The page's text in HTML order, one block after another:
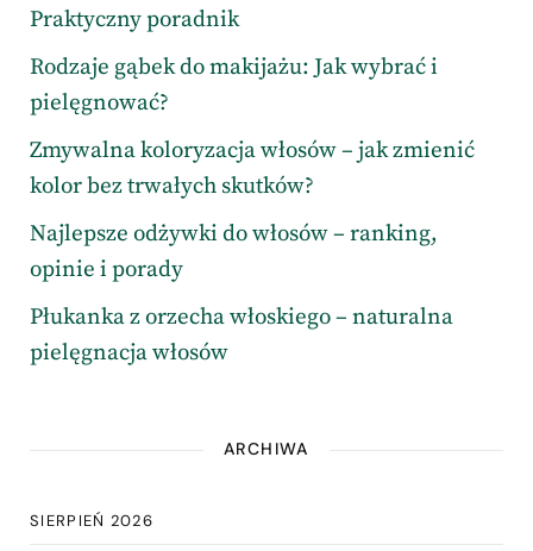
Praktyczny poradnik
Rodzaje gąbek do makijażu: Jak wybrać i
pielęgnować?
Zmywalna koloryzacja włosów – jak zmienić
kolor bez trwałych skutków?
Najlepsze odżywki do włosów – ranking,
opinie i porady
Płukanka z orzecha włoskiego – naturalna
pielęgnacja włosów
ARCHIWA
SIERPIEŃ 2026